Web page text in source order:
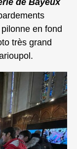
de Bayeux
en fond
très grand